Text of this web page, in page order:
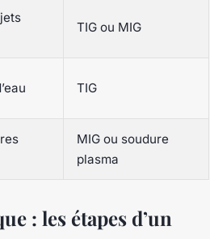
TIG ou MIG
TIG
MIG ou soudure
plasma
: les étapes d’un